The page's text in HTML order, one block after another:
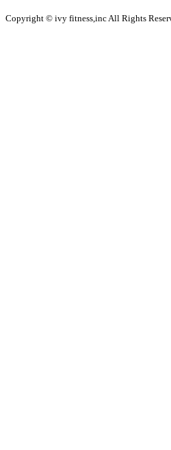
Copyright © ivy fitness,inc All Rights